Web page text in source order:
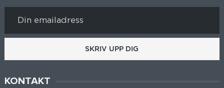
SKRIV UPP DIG
KONTAKT